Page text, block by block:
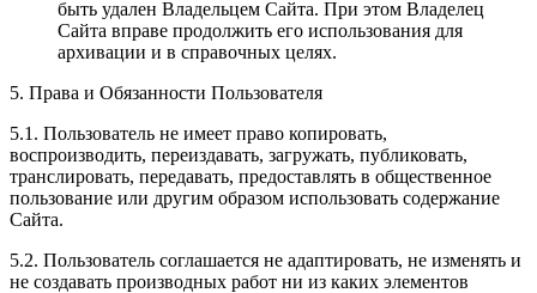
быть удален Владельцем Сайта. При этом Владелец
Сайта вправе продолжить его использования для
архивации и в справочных целях.
5. Права и Обязанности Пользователя
5.1. Пользователь не имеет право копировать,
воспроизводить, переиздавать, загружать, публиковать,
транслировать, передавать, предоставлять в общественное
пользование или другим образом использовать содержание
Сайта.
5.2. Пользователь соглашается не адаптировать, не изменять и
не создавать производных работ ни из каких элементов